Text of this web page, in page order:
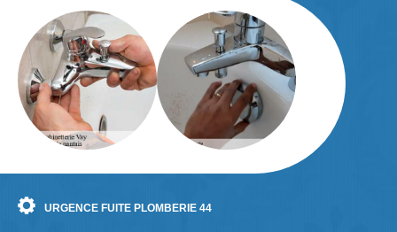
URGENCE FUITE PLOMBERIE 44